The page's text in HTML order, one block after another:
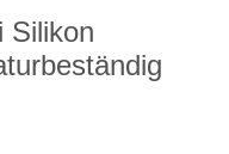
Silikon